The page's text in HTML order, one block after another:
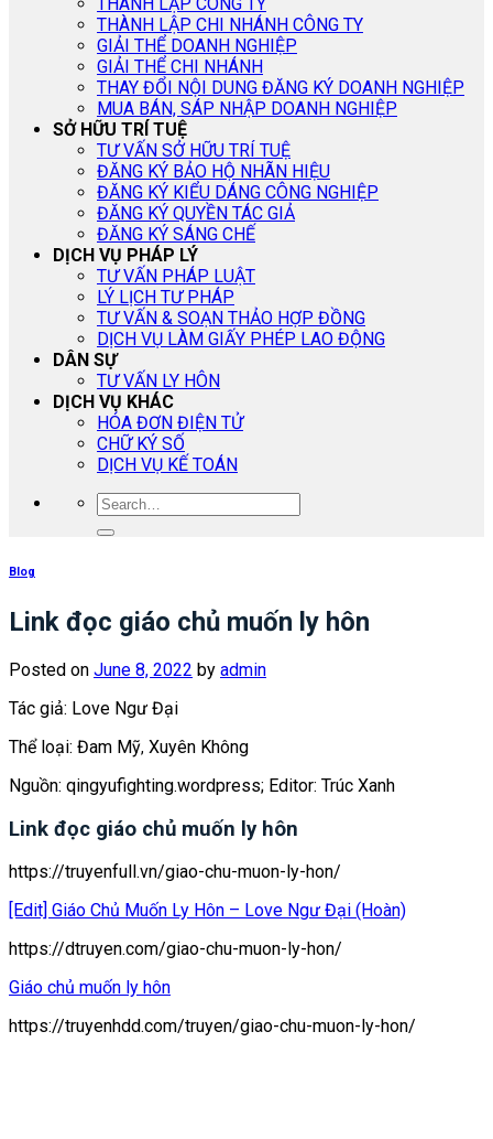
THÀNH LẬP CHI NHÁNH CÔNG TY
GIẢI THỂ DOANH NGHIỆP
GIẢI THỂ CHI NHÁNH
THAY ĐỔI NỘI DUNG ĐĂNG KÝ DOANH NGHIỆP
MUA BÁN, SÁP NHẬP DOANH NGHIỆP
SỞ HỮU TRÍ TUỆ
TƯ VẤN SỞ HỮU TRÍ TUỆ
ĐĂNG KÝ BẢO HỘ NHÃN HIỆU
ĐĂNG KÝ KIỂU DÁNG CÔNG NGHIỆP
ĐĂNG KÝ QUYỀN TÁC GIẢ
ĐĂNG KÝ SÁNG CHẾ
DỊCH VỤ PHÁP LÝ
TƯ VẤN PHÁP LUẬT
LÝ LỊCH TƯ PHÁP
TƯ VẤN & SOẠN THẢO HỢP ĐỒNG
DỊCH VỤ LÀM GIẤY PHÉP LAO ĐỘNG
DÂN SỰ
TƯ VẤN LY HÔN
DỊCH VỤ KHÁC
HÓA ĐƠN ĐIỆN TỬ
CHỮ KÝ SỐ
DỊCH VỤ KẾ TOÁN
Blog
Link đọc giáo chủ muốn ly hôn
Posted on June 8, 2022 by admin
Tác giả: Love Ngư Đại
Thể loại: Đam Mỹ, Xuyên Không
Nguồn: qingyufighting.wordpress; Editor: Trúc Xanh
Link đọc giáo chủ muốn ly hôn
https://truyenfull.vn/giao-chu-muon-ly-hon/
[Edit] Giáo Chủ Muốn Ly Hôn – Love Ngư Đại (Hoàn)
https://dtruyen.com/giao-chu-muon-ly-hon/
Giáo chủ muốn ly hôn
https://truyenhdd.com/truyen/giao-chu-muon-ly-hon/